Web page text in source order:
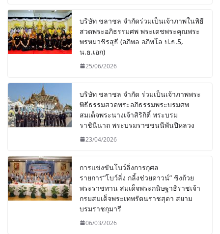
บริษัท ชลาชล จำกัดร่วมเป็นเจ้าภาพในพิธี
สวดพระอภิธรรมศพ พระเดชพระคุณพระ
พรหมวชิรสุธี (อภิพล อภิพโล ป.ธ.5,
น.ธ.เอก)
25/06/2026
บริษัท ชลาชล จำกัด ร่วมเป็นเจ้าภาพพระ
พิธีธรรมสวดพระอภิธรรมพระบรมศพ
สมเด็จพระนางเจ้าสิริกิติ์ พระบรม
ราชินีนาถ พระบรมราชชนนีพันปีหลวง
23/04/2026
การแข่งขันโบว์ลิ่งการกุศล
รายการ“โบว์ลิ่ง กลิ้งช่วยดาวน์” ชิงถ้วย
พระราชทาน สมเด็จพระกนิษฐาธิราชเจ้า
กรมสมเด็จพระเทพรัตนราชสุดา สยาม
บรมราชกุมารี
06/03/2026